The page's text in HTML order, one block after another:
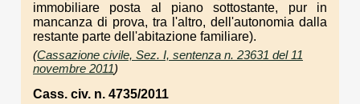
immobiliare posta al piano sottostante, pur in
mancanza di prova, tra l'altro, dell'autonomia dalla
restante parte dell'abitazione familiare).
(Cassazione civile, Sez. I, sentenza n. 23631 del 11
novembre 2011)
Cass. civ. n. 4735/2011